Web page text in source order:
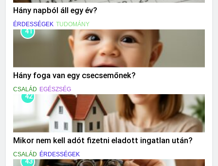
Hány napból áll egy év?
ÉRDESSÉGEK TUDOMÁNY
41
Hány foga van egy csecsemőnek?
CSALÁD EGÉSZSÉG
42
Mikor nem kell adót fizetni eladott ingatlan után?
CSALÁD ÉRDESSÉGEK
43